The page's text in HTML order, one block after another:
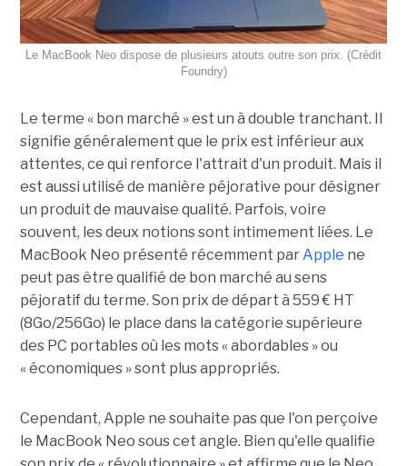
Le MacBook Neo dispose de plusieurs atouts outre son prix. (Crédit
Foundry)
Le terme « bon marché » est un à double tranchant. Il
signifie généralement que le prix est inférieur aux
attentes, ce qui renforce l'attrait d'un produit. Mais il
est aussi utilisé de manière péjorative pour désigner
un produit de mauvaise qualité. Parfois, voire
souvent, les deux notions sont intimement liées. Le
MacBook Neo présenté récemment parApple ne
peut pas être qualifié de bon marché au sens
péjoratif du terme. Son prix de départ à 559 € HT
(8Go/256Go) le place dans la catégorie supérieure
des PC portables où les mots « abordables » ou
« économiques » sont plus appropriés.
Cependant, Apple ne souhaite pas que l'on perçoive
le MacBook Neo sous cet angle. Bien qu'elle qualifie